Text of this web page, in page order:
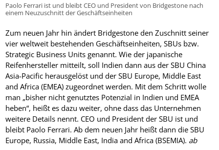
Paolo Ferrari ist und bleibt CEO und President von Bridgestone nach
einem Neuzuschnitt der Geschäftseinheiten
Zum neuen Jahr hin ändert Bridgestone den Zuschnitt seiner
vier weltweit bestehenden Geschäftseinheiten, SBUs bzw.
Strategic Business Units genannt. Wie der japanische
Reifenhersteller mitteilt, soll Indien dann aus der SBU China
Asia-Pacific herausgelöst und der SBU Europe, Middle East
and Africa (EMEA) zugeordnet werden. Mit dem Schritt wolle
man „bisher nicht genutztes Potenzial in Indien und EMEA
heben“, heißt es dazu weiter, ohne dass das Unternehmen
weitere Details nennt. CEO und President der SBU ist und
bleibt Paolo Ferrari. Ab dem neuen Jahr heißt dann die SBU
Europe, Russia, Middle East, India and Africa (BSEMIA). ab